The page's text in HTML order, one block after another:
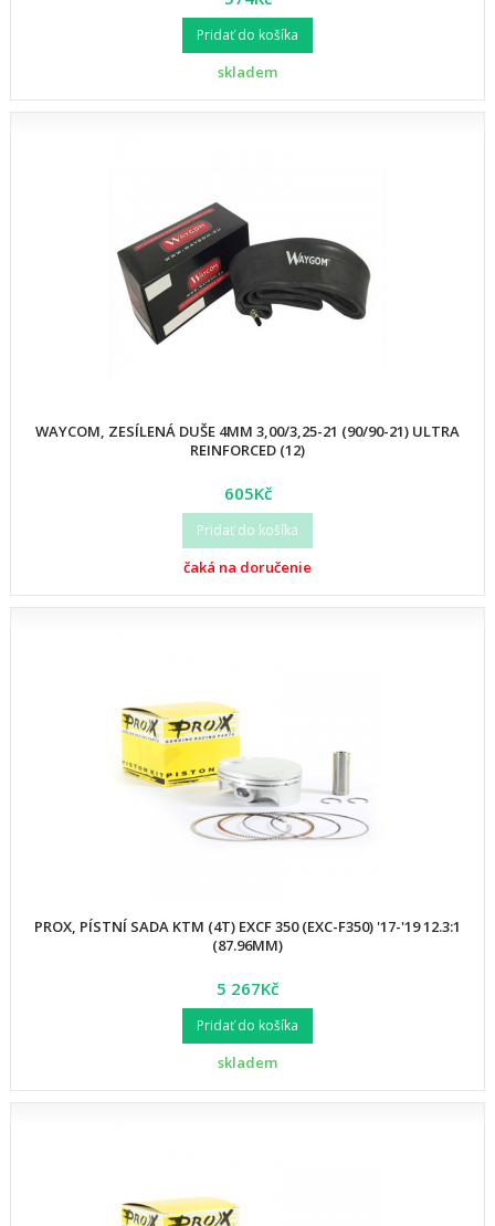
Pridať do košíka
skladem
WAYCOM, ZESÍLENÁ DUŠE 4MM 3,00/3,25-21 (90/90-21) ULTRA
REINFORCED (12)
605Kč
Pridať do košíka
čaká na doručenie
PROX, PÍSTNÍ SADA KTM (4T) EXCF 350 (EXC-F350) '17-'19 12.3:1
(87.96MM)
5 267Kč
Pridať do košíka
skladem